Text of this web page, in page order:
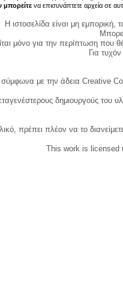
μπορείτε να επισυνάπτετε αρχεία σε
Η ιστοσελίδα είναι μη εμπορική,
μόνο για την περίπτωση
Για
σύμφωνα με την άδεια Creative
δημιουργούς
πρέπει πλέον να το
This work is licensed